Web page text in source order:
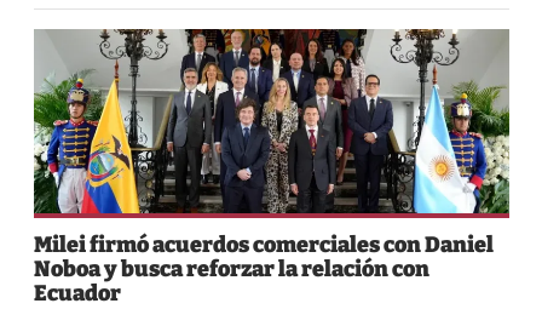
Milei firmó acuerdos comerciales con Daniel
Noboa y busca reforzar la relación con
Ecuador